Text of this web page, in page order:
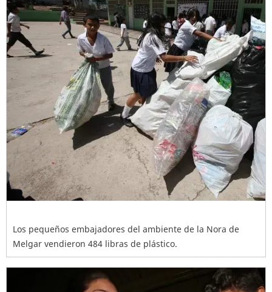
Los pequeños embajadores del ambiente de la Nora de
Melgar vendieron 484 libras de plástico.